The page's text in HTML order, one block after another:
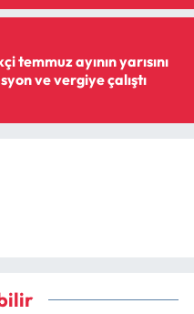
temmuz ayının yarısını
ve vergiye çalıştı